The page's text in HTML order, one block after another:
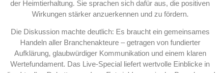
der Heimtierhaltung. Sie sprachen sich dafür aus, die positiven
Wirkungen stärker anzuerkennen und zu fördern.
Die Diskussion machte deutlich: Es braucht ein gemeinsames
Handeln aller Branchenakteure – getragen von fundierter
Aufklärung, glaubwürdiger Kommunikation und einem klaren
Wertefundament. Das Live-Special liefert wertvolle Einblicke in